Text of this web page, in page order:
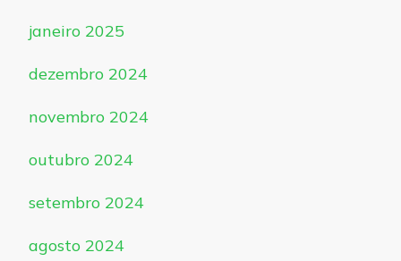
janeiro 2025
dezembro 2024
novembro 2024
outubro 2024
setembro 2024
agosto 2024